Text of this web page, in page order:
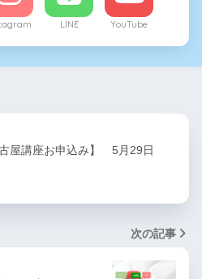
LINE YouTube
古屋講座お申込み】 5月29日
次の記事